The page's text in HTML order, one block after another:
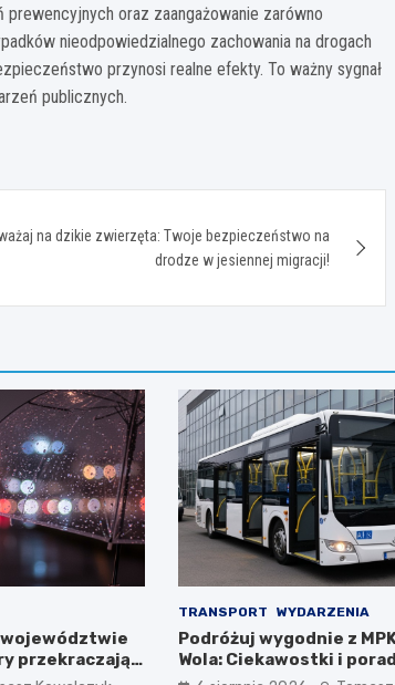
prewencyjnych oraz zaangażowanie zarówno
nieodpowiedzialnego zachowania na drogach
przynosi realne efekty. To ważny sygnał
publicznych.
na dzikie zwierzęta: Twoje bezpieczeństwo na
drodze w jesiennej migracji!
województwie
przekraczają
TRANSPORT WYDARZENIA
Podróżuj wygodnie z
Wola: Ciekawostki i